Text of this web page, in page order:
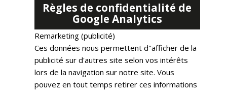
Règles de confidentialité de
Google Analytics
Remarketing (publicité)
Ces données nous permettent d''afficher de la
publicité sur d'autres site selon vos intérêts
lors de la navigation sur notre site. Vous
pouvez en tout temps retirer ces informations